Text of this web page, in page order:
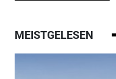
MEISTGELESEN